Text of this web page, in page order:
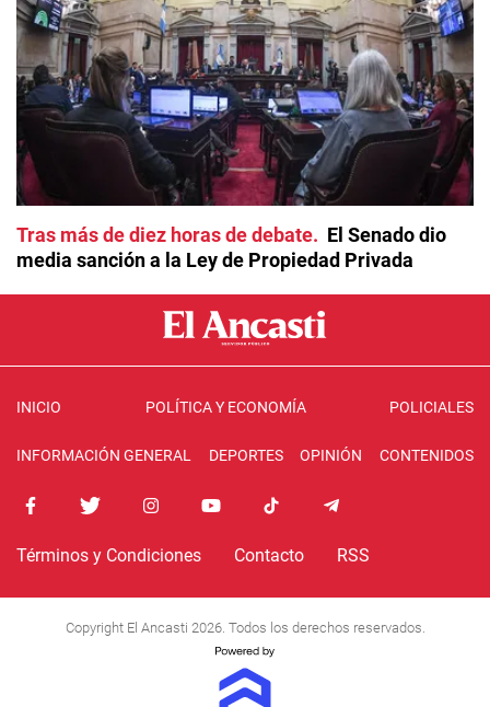
Tras más de diez horas de debate
El Senado dio
media sanción a la Ley de Propiedad Privada
INICIO POLÍTICA Y ECONOMÍA POLICIALES
INFORMACIÓN GENERAL DEPORTES OPINIÓN CONTENIDOS
Términos y Condiciones Contacto RSS
Copyright El Ancasti 2026. Todos los derechos reservados.